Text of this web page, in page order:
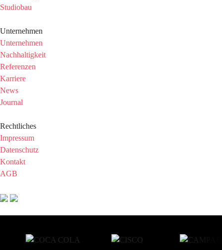
Studiobau
Unternehmen
Unternehmen
Nachhaltigkeit
Referenzen
Karriere
News
Journal
Rechtliches
Impressum
Datenschutz
Kontakt
AGB